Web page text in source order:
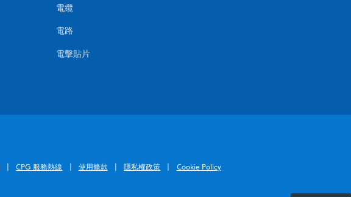
電纜
電路
電擊貼片
CPG 服務熱線 使用條款 隱私權政策 Cookie Policy